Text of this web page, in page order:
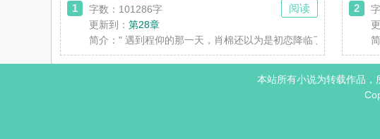
1
字数：101286字
更新到： 第28章
简介： " 遇到程仰的那一天，肖棉还以为是初恋降临了，结果没想
阅读 2
本站所有小说为转载作品，